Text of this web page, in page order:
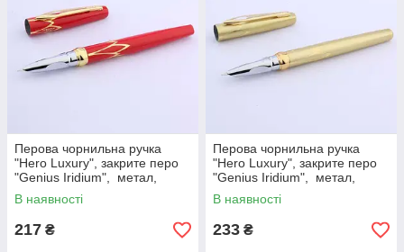
Перова чорнильна ручка
"Hero Luxury", закрите перо
"Genius Iridium", метал,
позолота, розпис, червона
В наявності
217 ₴
Перова чорнильна ручка
"Hero Luxury", закрите перо
"Genius Iridium", метал,
позолота, розпис, золота
В наявності
233 ₴